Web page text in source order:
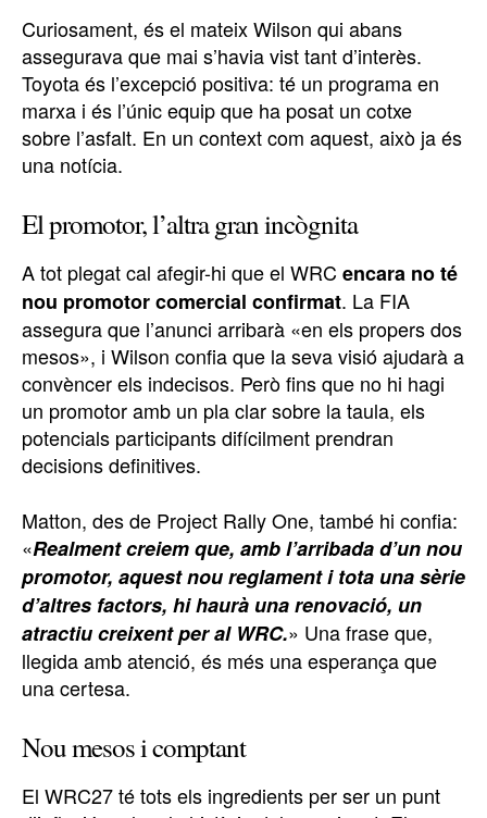
Curiosament, és el mateix Wilson qui abans
assegurava que mai s’havia vist tant d’interès.
Toyota és l’excepció positiva: té un programa en
marxa i és l’únic equip que ha posat un cotxe
sobre l’asfalt. En un context com aquest, això ja és
una notícia.
El promotor, l’altra gran incògnita
A tot plegat cal afegir-hi que el WRC encara no té
nou promotor comercial confirmat. La FIA
assegura que l’anunci arribarà «en els propers dos
mesos», i Wilson confia que la seva visió ajudarà a
convèncer els indecisos. Però fins que no hi hagi
un promotor amb un pla clar sobre la taula, els
potencials participants difícilment prendran
decisions definitives.
Matton, des de Project Rally One, també hi confia:
«Realment creiem que, amb l’arribada d’un nou
promotor, aquest nou reglament i tota una sèrie
d’altres factors, hi haurà una renovació, un
atractiu creixent per al WRC.» Una frase que,
llegida amb atenció, és més una esperança que
una certesa.
Nou mesos i comptant
El WRC27 té tots els ingredients per ser un punt